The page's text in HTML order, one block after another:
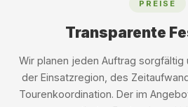
PREISE
Transparente
Wir planen jeden Auftrag sorgfältig
der Einsatzregion, des
Tourenkoordination. Der im